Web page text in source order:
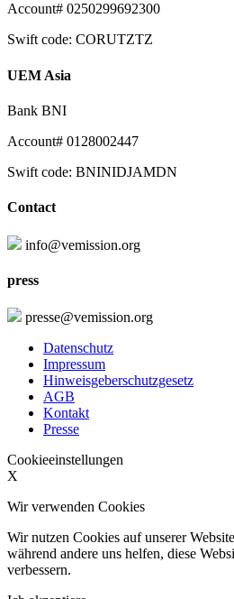
Account# 0250299692300
Swift code: CORUTZTZ
UEM Asia
Bank BNI
Account# 0128002447
Swift code: BNINIDJAMDN
Contact
info@vemission.org
press
presse@vemission.org
Datenschutz
Impressum
Hinweisgeberschutzgesetz
AGB
Kontakt
Presse
Cookieeinstellungen
X
Wir verwenden Cookies
Wir nutzen Cookies auf unserer
während andere uns helfen, diese
verbessern.